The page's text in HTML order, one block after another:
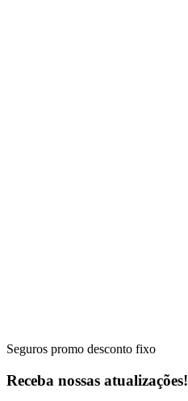
Seguros promo desconto fixo
Receba nossas atualizações!